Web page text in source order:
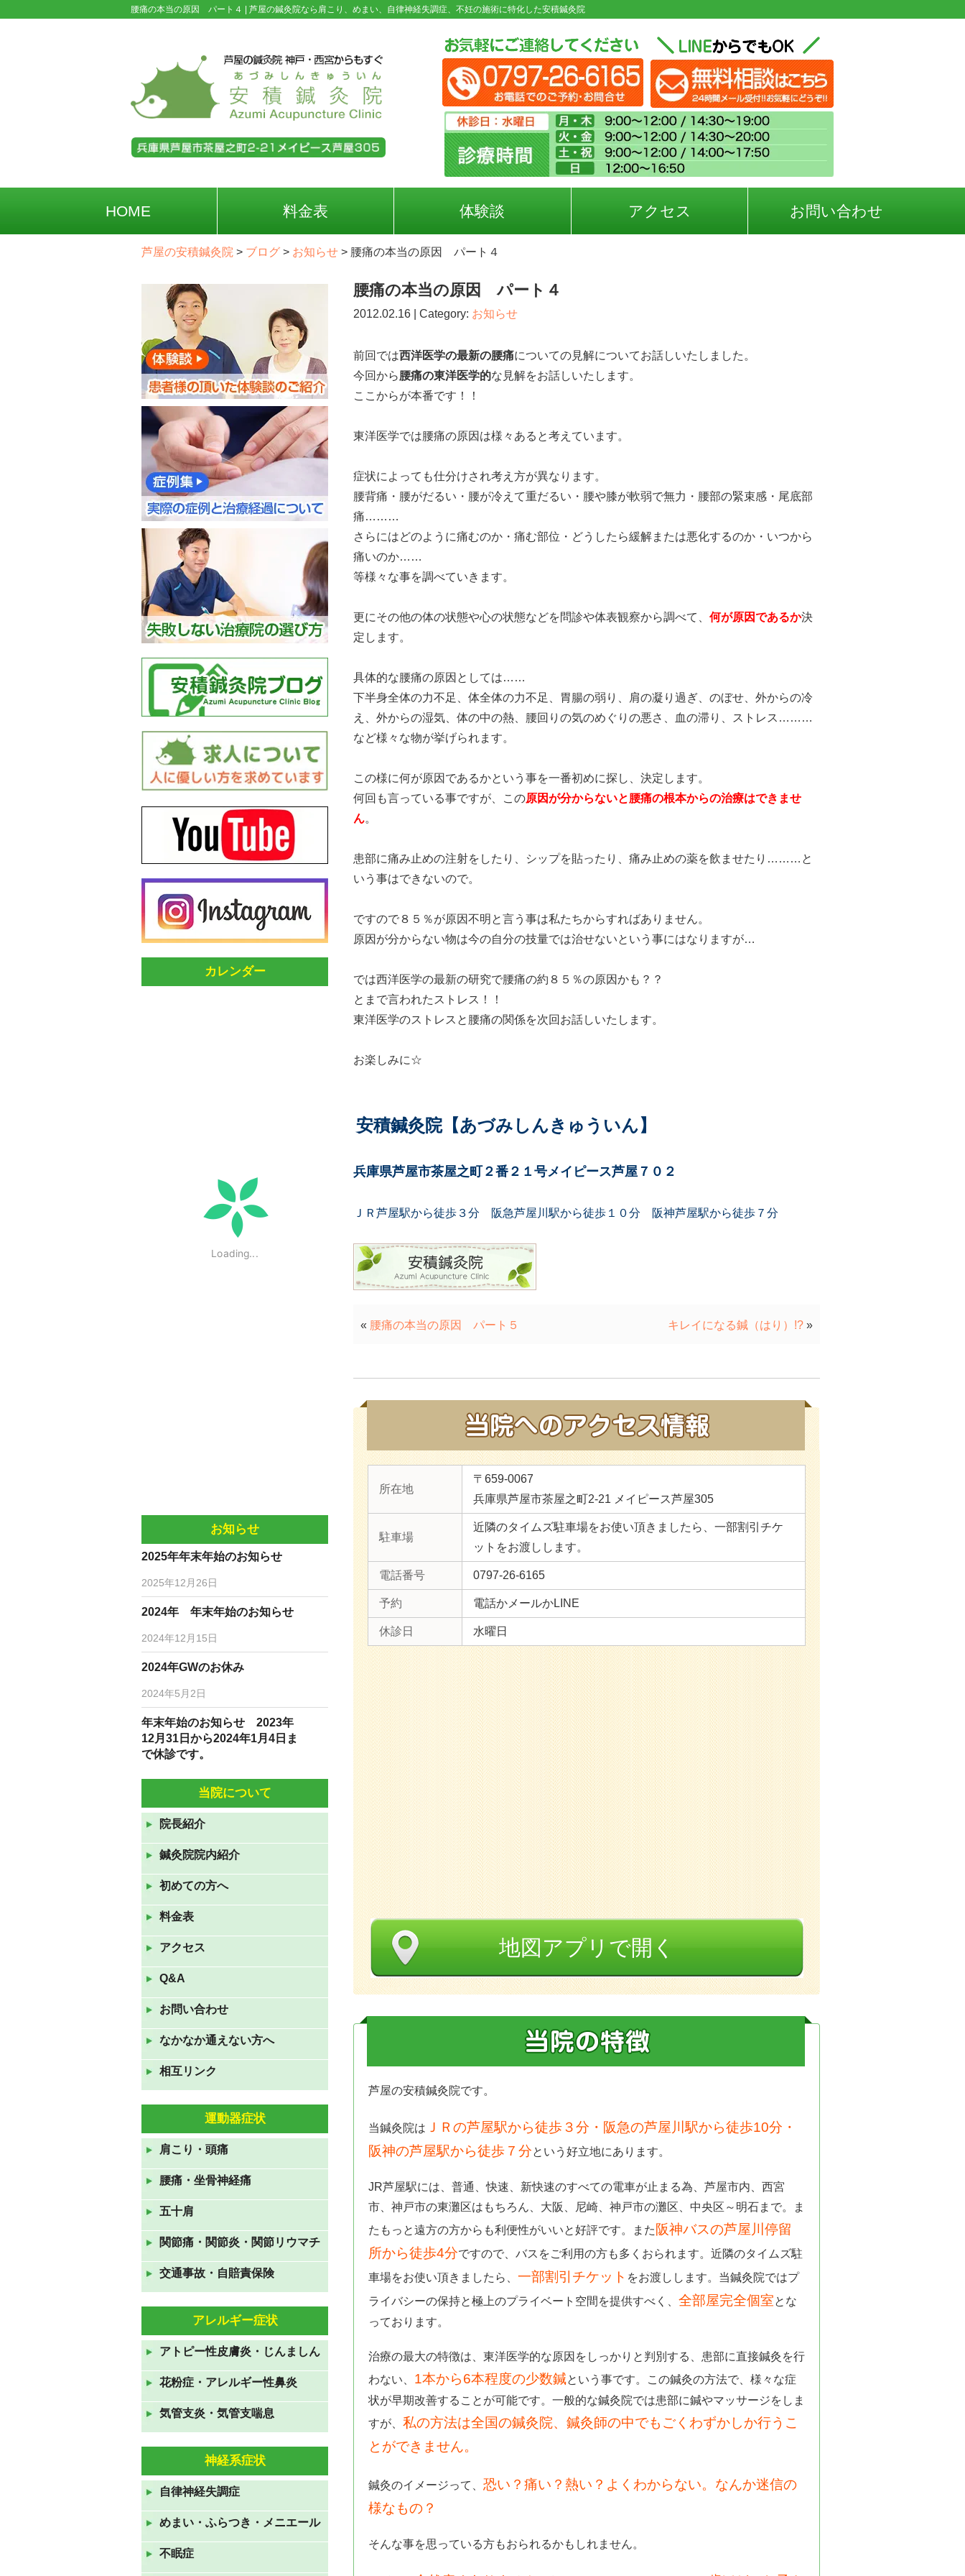
腰痛の本当の原因 パート４ | 芦屋の鍼灸院なら肩こり、めまい、自律神経失調症、不妊の施術に特化した安積鍼灸院
HOME 料金表 体験談 アクセス お問い合わせ
芦屋の安積鍼灸院 > ブログ > お知らせ > 腰痛の本当の原因 パート４
腰痛の本当の原因 パート４
2012.02.16 | Category: お知らせ
前回では西洋医学の最新の腰痛についての見解についてお話しいたしました。
今回から腰痛の東洋医学的な見解をお話しいたします。
ここからが本番です！！
東洋医学では腰痛の原因は様々あると考えています。
症状によっても仕分けされ考え方が異なります。
腰背痛・腰がだるい・腰が冷えて重だるい・腰や膝が軟弱で無力・腰部の緊束感・尾底部
痛………
さらにはどのように痛むのか・痛む部位・どうしたら緩解または悪化するのか・いつから
痛いのか……
等様々な事を調べていきます。
更にその他の体の状態や心の状態などを問診や体表観察から調べて、 何が原因であるか決
定します。
具体的な腰痛の原因としては……
下半身全体の力不足、体全体の力不足、胃腸の弱り、肩の凝り過ぎ、のぼせ、外からの冷
え、外からの湿気、体の中の熱、腰回りの気のめぐりの悪さ、血の滞り、ストレス………
など様々な物が挙げられます。
この様に何が原因であるかという事を一番初めに探し、決定します。
何回も言っている事ですが、この原因が分からないと腰痛の根本からの治療はできませ
ん。
患部に痛み止めの注射をしたり、シップを貼ったり、痛み止めの薬を飲ませたり………と
いう事はできないので。
ですので８５％が原因不明と言う事は私たちからすればありません。
原因が分からない物は今の自分の技量では治せないという事にはなりますが…
では西洋医学の最新の研究で腰痛の約８５％の原因かも？？
とまで言われたストレス！！
東洋医学のストレスと腰痛の関係を次回お話しいたします。
お楽しみに☆
安積鍼灸院【あづみしんきゅういん】
兵庫県芦屋市茶屋之町２番２１号メイピース芦屋７０２
ＪＲ芦屋駅から徒歩３分 阪急芦屋川駅から徒歩１０分 阪神芦屋駅から徒歩７分
キレイになる鍼（はり）!? »
« 腰痛の本当の原因 パート５
所在地
〒659-0067
兵庫県芦屋市茶屋之町2-21 メイピース芦屋305
駐車場
近隣のタイムズ駐車場をお使い頂きましたら、一部割引チケ
ットをお渡しします。
電話番号 0797-26-6165
予約 電話かメールかLINE
休診日 水曜日
地図アプリで開く
芦屋の安積鍼灸院です。
当鍼灸院は ＪＲの芦屋駅から徒歩３分・阪急の芦屋川駅から徒歩10分・
阪神の芦屋駅から徒歩７分という好立地にあります。
JR芦屋駅には、普通、快速、新快速のすべての電車が止まる為、芦屋市内、西宮
市、神戸市の東灘区はもちろん、大阪、尼崎、神戸市の灘区、中央区～明石まで。ま
たもっと遠方の方からも利便性がいいと好評です。また阪神バスの芦屋川停留
所から徒歩4分ですので、バスをご利用の方も多くおられます。近隣のタイムズ駐
車場をお使い頂きましたら、 一部割引チケット をお渡しします。当鍼灸院ではプ
ライバシーの保持と極上のプライベート空間を提供すべく、 全部屋完全個室とな
っております。
治療の最大の特徴は、東洋医学的な原因をしっかりと判別する、患部に直接鍼灸を行
わない、 1本から6本程度の少数鍼という事です。この鍼灸の方法で、様々な症
状が早期改善することが可能です。一般的な鍼灸院では患部に鍼やマッサージをしま
すが、 私の方法は全国の鍼灸院、鍼灸師の中でもごくわずかしか行うこ
とができません。
鍼灸のイメージって、 恐い？痛い？熱い？よくわからない。なんか迷信の
様なもの？
そんな事を思っている方もおられるかもしれません。
カレンダー
お知らせ
2025年年末年始のお知らせ
2025年12月26日
2024年 年末年始のお知らせ
2024年12月15日
2024年GWのお休み
2024年5月2日
年末年始のお知らせ 2023年
12月31日から2024年1月4日ま
で休診です。
10月5日(水)6日(木)は臨時休診
です。
す。
は夏休みです。
2022年8月9日
祝)の三連休も休まず診察して
おります。
2022年7月16日
GWも休まず診察しておりま
す。
11月23日(火祝)は通常通り、24
日(水)、25日(木)は臨時休診で
す。
2021年11月22日
８月１５日(日)～１７日(火)ま
でお盆休みです
GWも休まず営業しておりま
2021年4月24日
年末年始のお知らせ 2020年
12月31日から2021年1月3日ま
で休診です。
2020年8月10日
7月23日から26日の祝日も診察
2020年7月19日
ＧＷも休みなく診察していま
当院について
院長紹介
鍼灸院院内紹介
初めての方へ
料金表
アクセス
Q&A
お問い合わせ
なかなか通えない方へ
相互リンク
運動器症状
肩こり・頭痛
腰痛・坐骨神経痛
五十肩
関節痛・関節炎・関節リウマチ
交通事故・自賠責保険
アレルギー症状
アトピー性皮膚炎・じんましん
花粉症・アレルギー性鼻炎
気管支炎・気管支喘息
神経系症状
自律神経失調症
めまい・ふらつき・メニエール
不眠症